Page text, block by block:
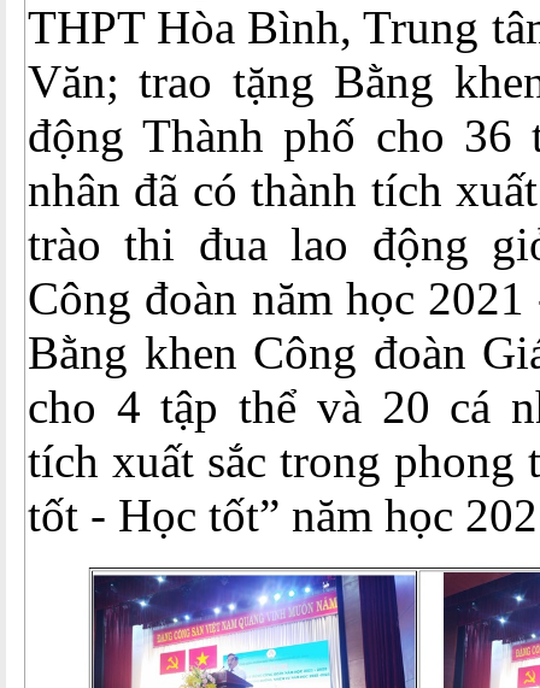
THPT Hòa Bình, Trung
Văn; trao tặng Bằng
động Thành phố cho 36
nhân đã có thành tích
trào thi đua lao động
Công đoàn năm học
Bằng khen Công đoàn
cho 4 tập thể và 20 cá
tích xuất sắc trong phong
tốt - Học tốt” năm học